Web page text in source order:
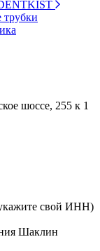
трубки
шоссе, 255 к 1
укажите свой ИНН)
Шаклин